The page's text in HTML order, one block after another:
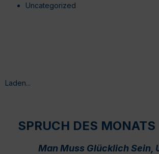
Uncategorized
Laden...
SPRUCH DES MONATS
Man Muss Glücklich Sein,